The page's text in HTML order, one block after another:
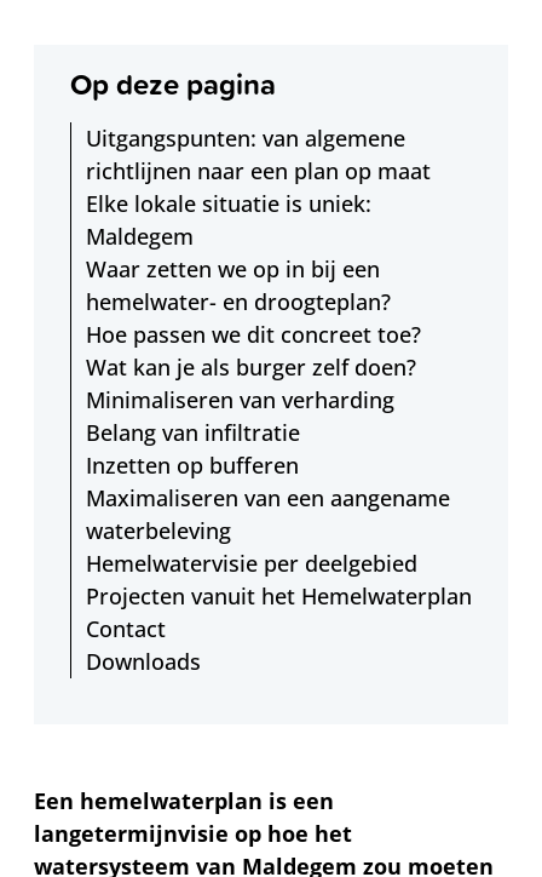
Op deze pagina
Uitgangspunten: van algemene
richtlijnen naar een plan op maat
Elke lokale situatie is uniek:
Maldegem
Waar zetten we op in bij een
hemelwater- en droogteplan?
Hoe passen we dit concreet toe?
Wat kan je als burger zelf doen?
Minimaliseren van verharding
Belang van infiltratie
Inzetten op bufferen
Maximaliseren van een aangename
waterbeleving
Hemelwatervisie per deelgebied
Projecten vanuit het Hemelwaterplan
Contact
Downloads
Een hemelwaterplan is een
langetermijnvisie op hoe het
watersysteem van Maldegem zou moeten